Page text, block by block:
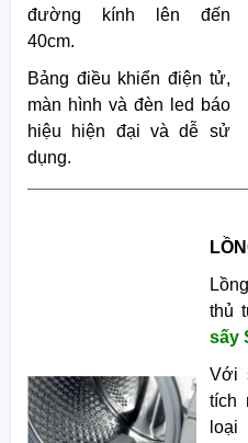
đường kính lên đến
40cm.
Bảng điều khiển điện tử,
màn hình và đèn led báo
hiệu hiện đại và dễ sử
dụng.
thủ
sấy
Với
tích
loại